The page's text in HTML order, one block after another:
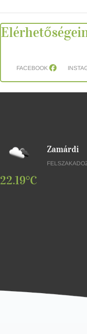
FACEBOOK
22.19°C
Zamárdi